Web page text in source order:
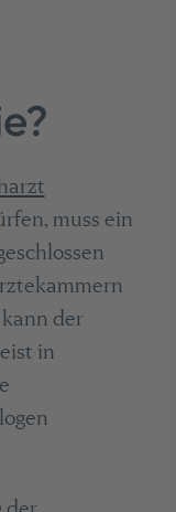
muss ein
der
in